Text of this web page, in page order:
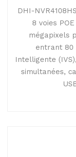
DHI-
8 voies
mégapixels
entrant 80
Intelligente
simultanées,